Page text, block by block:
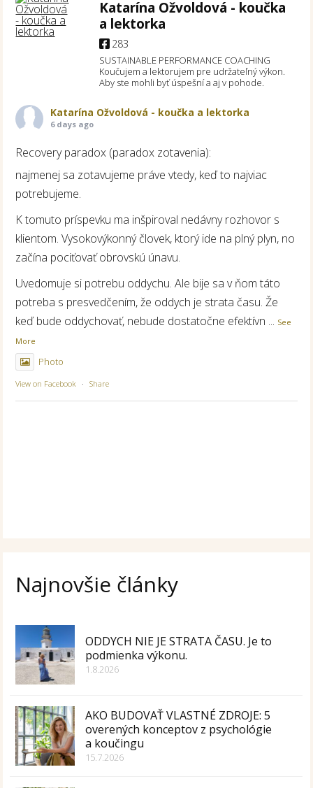
Katarína Ožvoldová - koučka
a lektorka
283
SUSTAINABLE PERFORMANCE COACHING
Koučujem a lektorujem pre udržateľný výkon.
Aby ste mohli byť úspešní a aj v pohode.
Katarína Ožvoldová - koučka a lektorka
6 days ago
Recovery paradox (paradox zotavenia):
najmenej sa zotavujeme práve vtedy, keď to najviac
potrebujeme.
K tomuto príspevku ma inšpiroval nedávny rozhovor s
klientom. Vysokovýkonný človek, ktorý ide na plný plyn, no
začína pociťovať obrovskú únavu.
Uvedomuje si potrebu oddychu. Ale bije sa v ňom táto
potreba s presvedčením, že oddych je strata času. Že
keď bude oddychovať, nebude dostatočne efektívn ... See
More
Photo
View on Facebook · Share
Najnovšie články
ODDYCH NIE JE STRATA ČASU. Je to
podmienka výkonu.
1.8.2026
AKO BUDOVAŤ VLASTNÉ ZDROJE: 5
overených konceptov z psychológie
a koučingu
15.7.2026